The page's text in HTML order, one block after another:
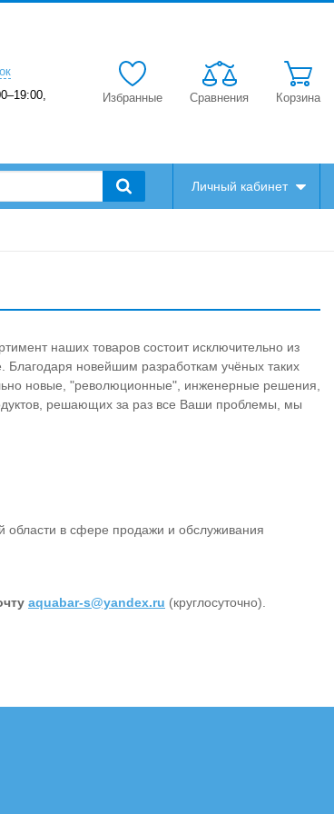
Избранные Сравнения Корзина
Личный кабинет
наших товаров состоит исключительно из
Благодаря новейшим разработкам учёных таких
новые, "революционные", инженерные решения,
решающих за раз все Ваши проблемы, мы
области в сфере продажи и обслуживания
aquabar-s@yandex.ru (круглосуточно).